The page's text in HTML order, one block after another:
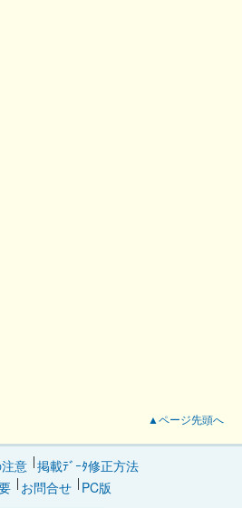
▲ページ先頭へ
意 掲載ﾃﾞｰﾀ修正方法
お問合せ PC版